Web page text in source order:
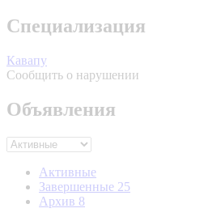
Специализация
Кавапу
Сообщить о нарушении
Объявления
Активные
Завершенные 25
Архив 8